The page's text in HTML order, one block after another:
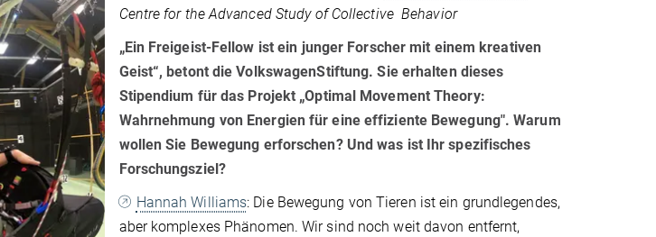
Centre for the Advanced Study of Collective Behavior
„Ein Freigeist-Fellow ist ein junger Forscher mit einem kreativen
Geist“, betont die VolkswagenStiftung. Sie erhalten dieses
Stipendium für das Projekt „Optimal Movement Theory:
Wahrnehmung von Energien für eine effiziente Bewegung". Warum
wollen Sie Bewegung erforschen? Und was ist Ihr spezifisches
Forschungsziel?
Hannah Williams: Die Bewegung von Tieren ist ein grundlegendes,
aber komplexes Phänomen. Wir sind noch weit davon entfernt,